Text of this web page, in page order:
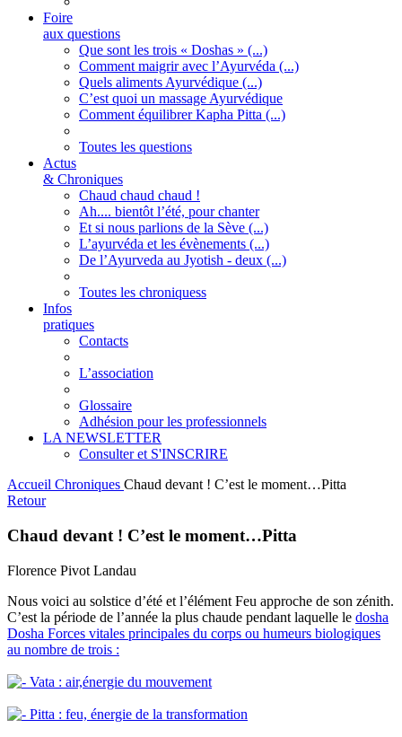
Foire
aux questions
Que sont les trois « Doshas » (...)
Comment maigrir avec l’Ayurvéda (...)
Quels aliments Ayurvédique (...)
C’est quoi un massage Ayurvédique
Comment équilibrer Kapha Pitta (...)
Toutes les questions
Actus
& Chroniques
Chaud chaud chaud !
Ah.... bientôt l’été, pour chanter
Et si nous parlions de la Sève (...)
L’ayurvéda et les évènements (...)
De l’Ayurveda au Jyotish - deux (...)
Toutes les chroniquess
Infos
pratiques
Contacts
L’association
Glossaire
Adhésion pour les professionnels
LA NEWSLETTER
Consulter et S'INSCRIRE
Accueil Chroniques Chaud devant ! C’est le moment…Pitta
Retour
Chaud devant ! C’est le moment…Pitta
Florence Pivot Landau
Nous voici au solstice d’été et l’élément Feu approche de son zénith.
C’est la période de l’année la plus chaude pendant laquelle le dosha
Dosha Forces vitales principales du corps ou humeurs biologiques
au nombre de trois :
Vata : air,énergie du mouvement
Pitta : feu, énergie de la transformation